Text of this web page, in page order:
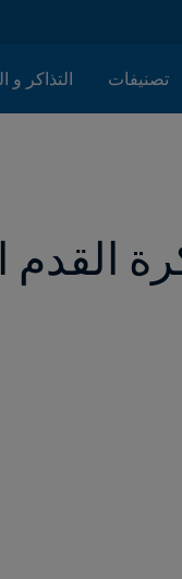
تصنيفات التذاكر و
القدم